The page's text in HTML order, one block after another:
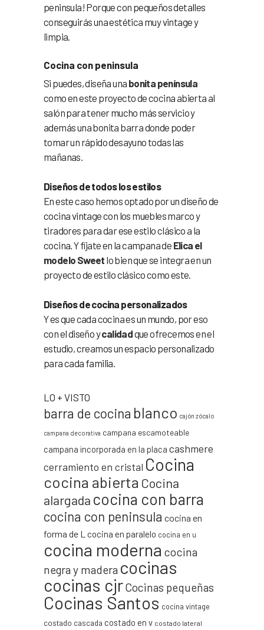
peninsula! Porque con pequeños detalles
conseguirás una estética muy vintage y
limpia.
Cocina con peninsula
Si puedes, diseña una bonita península
como en este proyecto de cocina abierta al
salón para tener mucho más servicio y
además una bonita barra donde poder
tomar un rápido desayuno todas las
mañanas.
Diseños de todos los estilos
En este caso hemos optado por un diseño de
cocina vintage con los muebles marco y
tiradores para dar ese estilo clásico a la
cocina. Y fíjate en la campana de Elica el
modelo Sweet lo bien que se integra en un
proyecto de estilo clásico como este.
Diseños de cocina personalizados
Y es que cada cocina es un mundo, por eso
con el diseño ycalidadque ofrecemos en el
estudio, creamos un espacio personalizado
para cada familia.
LO + VISTO
barra de cocina blanco cajón zócalo
campana decorativa campana escamoteable
campana incorporada en la placa cashmere
cerramiento en cristal Cocina
cocina abierta Cocina
alargada cocina con barra
cocina con peninsula cocina en
forma de L cocina en paralelo cocina en u
cocina moderna cocina
negra y madera cocinas
cocinas cjrCocinas pequeñas
Cocinas Santos cocina vintage
costado cascada costado en v costado lateral